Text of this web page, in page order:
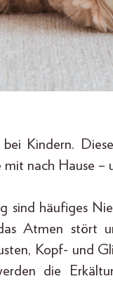
Kindern.
nach Hause –
sind häufiges
Atmen stört
Kopf- und
die